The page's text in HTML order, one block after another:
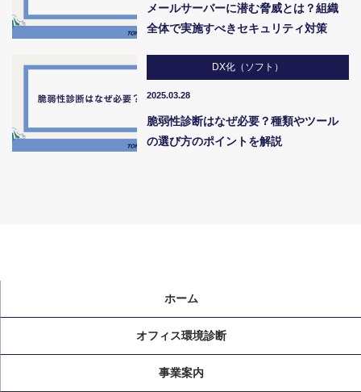
メールサーバーに潜む脅威とは？組織
全体で実施すべきセキュリティ対策
DX化（ソフト）
2025.03.28
脆弱性診断はなぜ必要？種類やツール
の選び方のポイントを解説
ホーム
オフィス環境診断
事業案内